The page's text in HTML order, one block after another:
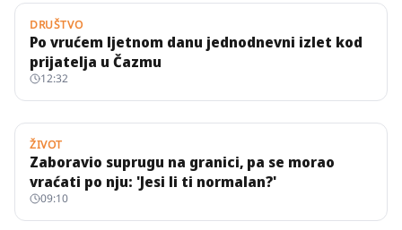
DRUŠTVO
Po vrućem ljetnom danu jednodnevni izlet kod
prijatelja u Čazmu
12:32
ŽIVOT
Zaboravio suprugu na granici, pa se morao
vraćati po nju: 'Jesi li ti normalan?'
09:10